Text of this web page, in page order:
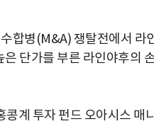
합병(M&A) 쟁탈전에서 라
단가를 부른 라인야후의
계 투자 펀드 오아시스 매